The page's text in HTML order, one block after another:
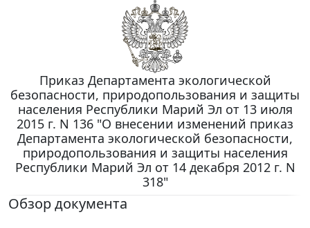
Приказ Департамента экологической
безопасности, природопользования и защиты
населения Республики Марий Эл от 13 июля
2015 г. N 136 "О внесении изменений приказ
Департамента экологической безопасности,
природопользования и защиты населения
Республики Марий Эл от 14 декабря 2012 г. N
318"
Обзор документа